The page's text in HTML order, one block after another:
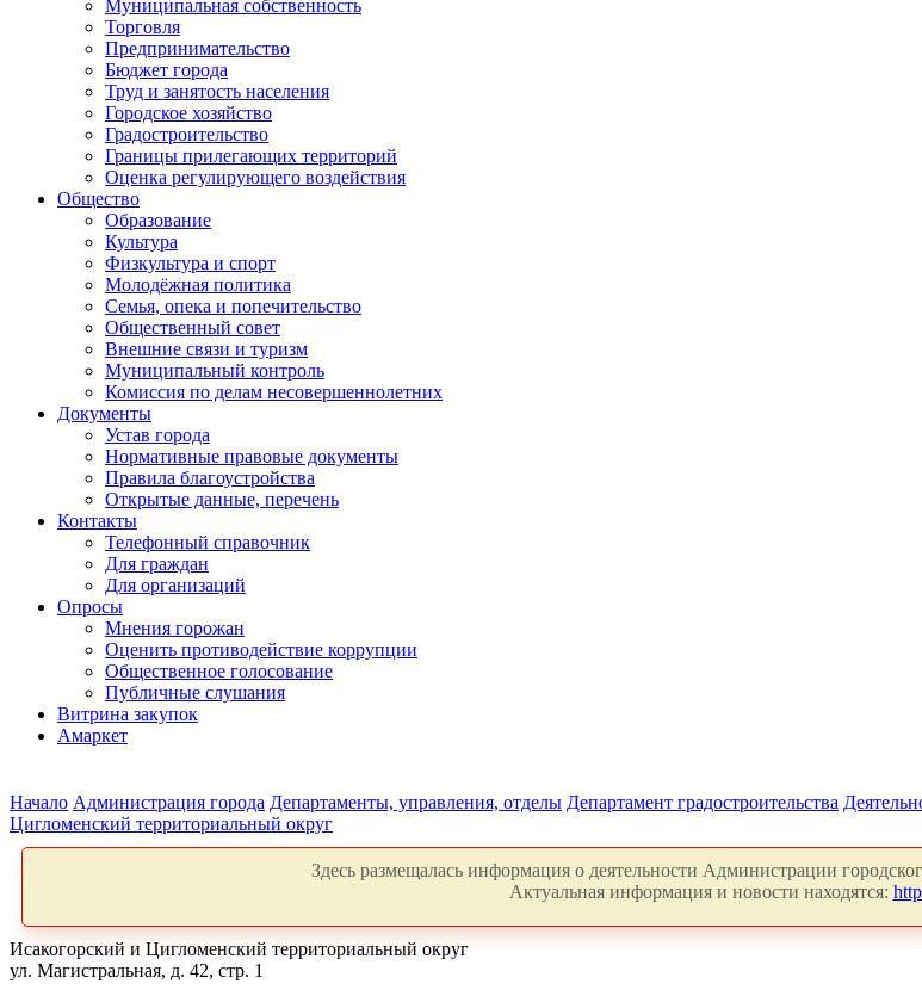
Муниципальная собственность
Торговля
Предпринимательство
Бюджет города
Труд и занятость населения
Городское хозяйство
Градостроительство
Границы прилегающих территорий
Оценка регулирующего воздействия
Общество
Образование
Культура
Физкультура и спорт
Молодёжная политика
Семья, опека и попечительство
Общественный совет
Внешние связи и туризм
Муниципальный контроль
Комиссия по делам несовершеннолетних
Документы
Устав города
Нормативные правовые документы
Правила благоустройства
Открытые данные, перечень
Контакты
Телефонный справочник
Для граждан
Для организаций
Опросы
Мнения горожан
Оценить противодействие коррупции
Общественное голосование
Публичные слушания
Витрина закупок
Амаркет
Начало Администрация города Департаменты, управления, отделы Департамент градостроительства
Цигломенский территориальный округ
Здесь размещалась информация о деятельности Администрации
Актуальная информация и новости находятся:
Исакогорский и Цигломенский территориальный округ
ул. Магистральная, д. 42, стр. 1